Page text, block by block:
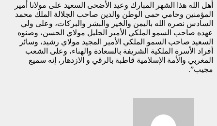
أهل الله هذا الشهر المبارك وعيد الأضحى السعيد على مولانا أمير
المؤمنين وحامي حمى الوطن والدين صاحب الجلالة الملك محمد
السادس نصره الله باليمن والخير والبشر والبركات، وعلى ولي
عهده صاحب السمو الملكي الأمير الجليل مولاي الحسن، وصنوه
السعيد صاحب السمو الملكي الأمير المجيد مولاي رشيد، وسائر
أفراد الأسرة الملكية الشريفة بالسعادة والهناء، وعلى الشعب
المغربي والأمة الإسلامية قاطبة بالرقي و الازدهار، إنه سميع
مجيب”.